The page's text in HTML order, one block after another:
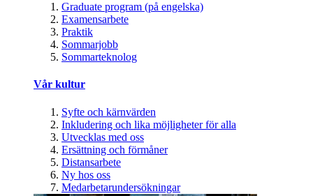
Graduate program (på engelska)
Examensarbete
Praktik
Sommarjobb
Sommarteknolog
Vår kultur
Syfte och kärnvärden
Inkludering och lika möjligheter för alla
Utvecklas med oss
Ersättning och förmåner
Distansarbete
Ny hos oss
Medarbetarundersökningar